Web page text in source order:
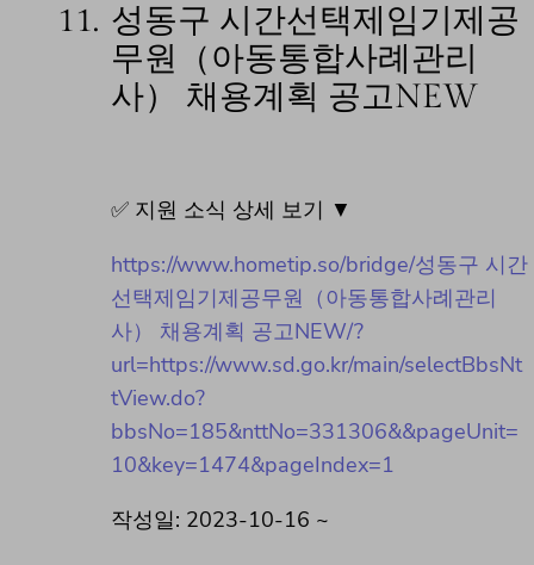
11. 성동구 시간선택제임기제공
무원（아동통합사례관리
사） 채용계획 공고NEW
✅ 지원 소식 상세 보기 ▼
https://www.hometip.so/bridge/성동구 시간
선택제임기제공무원（아동통합사례관리
사） 채용계획 공고NEW/?
url=https://www.sd.go.kr/main/selectBbsNt
tView.do?
bbsNo=185&nttNo=331306&&pageUnit=
10&key=1474&pageIndex=1
작성일: 2023-10-16 ~